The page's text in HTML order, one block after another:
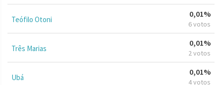
Teófilo Otoni
0,01%
6 votos
Três Marias
0,01%
2 votos
Ubá
0,01%
4 votos